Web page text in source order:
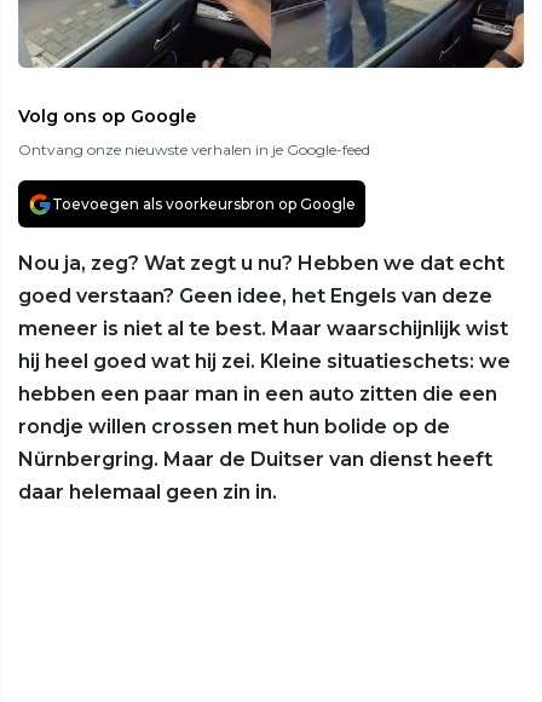
Volg ons op Google
Ontvang onze nieuwste verhalen in je Google-feed
Toevoegen als voorkeursbron op Google
Nou ja, zeg? Wat zegt u nu? Hebben we dat echt
goed verstaan? Geen idee, het Engels van deze
meneer is niet al te best. Maar waarschijnlijk wist
hij heel goed wat hij zei. Kleine situatieschets: we
hebben een paar man in een auto zitten die een
rondje willen crossen met hun bolide op de
Nürnbergring. Maar de Duitser van dienst heeft
daar helemaal geen zin in.